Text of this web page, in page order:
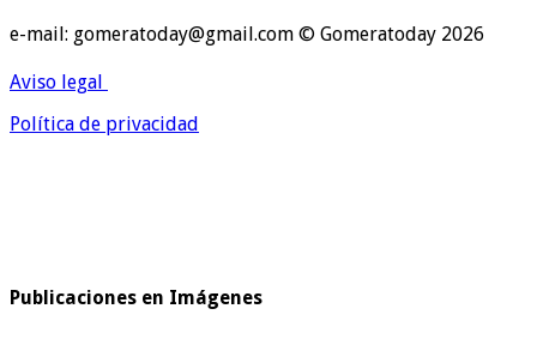
e-mail: gomeratoday@gmail.com © Gomeratoday 2026
Aviso legal
Política de privacidad
Publicaciones en Imágenes